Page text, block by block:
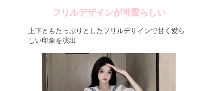
フリルデザインが可愛らしい
上下ともたっぷりとしたフリルデザインで甘く愛ら
しい印象を演出